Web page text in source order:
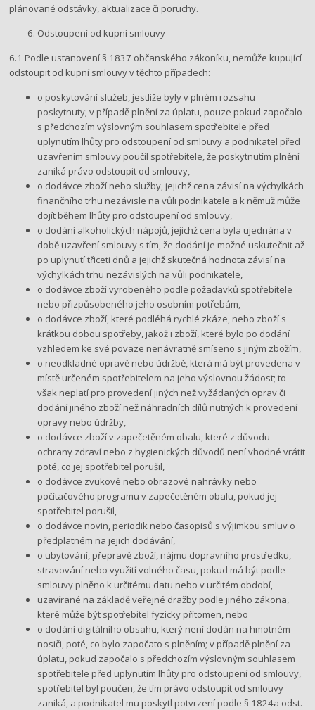
plánované odstávky, aktualizace či poruchy.
Odstoupení od kupní smlouvy
6.1 Podle ustanovení § 1837 občanského zákoníku, nemůže kupující
odstoupit od kupní smlouvy v těchto případech:
o poskytování služeb, jestliže byly v plném rozsahu
poskytnuty; v případě plnění za úplatu, pouze pokud započalo
s předchozím výslovným souhlasem spotřebitele před
uplynutím lhůty pro odstoupení od smlouvy a podnikatel před
uzavřením smlouvy poučil spotřebitele, že poskytnutím plnění
zaniká právo odstoupit od smlouvy,
o dodávce zboží nebo služby, jejichž cena závisí na výchylkách
finančního trhu nezávisle na vůli podnikatele a k němuž může
dojít během lhůty pro odstoupení od smlouvy,
o dodání alkoholických nápojů, jejichž cena byla ujednána v
době uzavření smlouvy s tím, že dodání je možné uskutečnit až
po uplynutí třiceti dnů a jejichž skutečná hodnota závisí na
výchylkách trhu nezávislých na vůli podnikatele,
o dodávce zboží vyrobeného podle požadavků spotřebitele
nebo přizpůsobeného jeho osobním potřebám,
o dodávce zboží, které podléhá rychlé zkáze, nebo zboží s
krátkou dobou spotřeby, jakož i zboží, které bylo po dodání
vzhledem ke své povaze nenávratně smíseno s jiným zbožím,
o neodkladné opravě nebo údržbě, která má být provedena v
místě určeném spotřebitelem na jeho výslovnou žádost; to
však neplatí pro provedení jiných než vyžádaných oprav či
dodání jiného zboží než náhradních dílů nutných k provedení
opravy nebo údržby,
o dodávce zboží v zapečetěném obalu, které z důvodu
ochrany zdraví nebo z hygienických důvodů není vhodné vrátit
poté, co jej spotřebitel porušil,
o dodávce zvukové nebo obrazové nahrávky nebo
počítačového programu v zapečetěném obalu, pokud jej
spotřebitel porušil,
o dodávce novin, periodik nebo časopisů s výjimkou smluv o
předplatném na jejich dodávání,
o ubytování, přepravě zboží, nájmu dopravního prostředku,
stravování nebo využití volného času, pokud má být podle
smlouvy plněno k určitému datu nebo v určitém období,
uzavírané na základě veřejné dražby podle jiného zákona,
které může být spotřebitel fyzicky přítomen, nebo
o dodání digitálního obsahu, který není dodán na hmotném
nosiči, poté, co bylo započato s plněním; v případě plnění za
úplatu, pokud započalo s předchozím výslovným souhlasem
spotřebitele před uplynutím lhůty pro odstoupení od smlouvy,
spotřebitel byl poučen, že tím právo odstoupit od smlouvy
zaniká, a podnikatel mu poskytl potvrzení podle § 1824a odst.